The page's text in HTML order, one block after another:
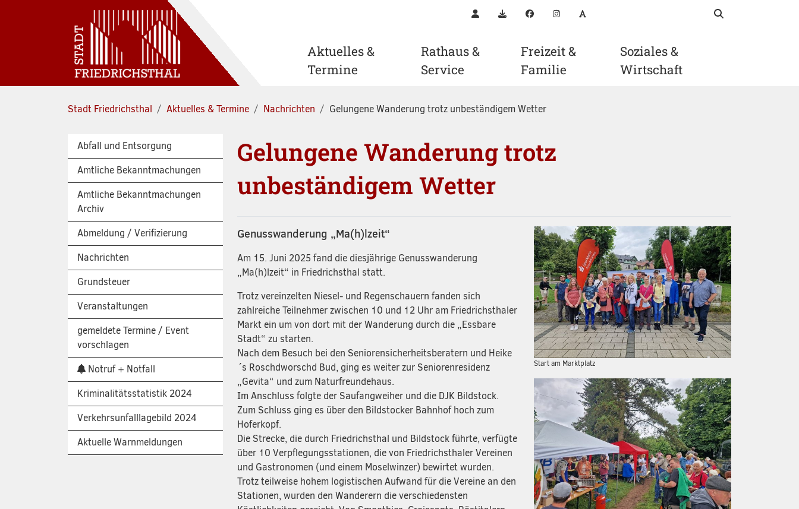
KontaktDownloadsFacebookInstagramSchriftgröße anpassen
Aktuelles &
Termine
Rathaus &
Service
Freizeit &
Familie
Soziales &
Wirtschaft
Stadt Friedrichsthal Aktuelles & Termine Nachrichten Gelungene Wanderung trotz unbeständigem Wetter
Abfall und Entsorgung
Amtliche Bekanntmachungen
Amtliche Bekanntmachungen
Archiv
Abmeldung / Verifizierung
Nachrichten
Grundsteuer
Veranstaltungen
gemeldete Termine / Event
vorschlagen
Notruf + Notfall
Kriminalitätsstatistik 2024
Verkehrsunfalllagebild 2024
Aktuelle Warnmeldungen
Gelungene Wanderung trotz
unbeständigem Wetter
Genusswanderung „Ma(h)lzeit“
Am 15. Juni 2025 fand die diesjährige Genusswanderung
„Ma(h)lzeit“ in Friedrichsthal statt.
Trotz vereinzelten Niesel- und Regenschauern fanden sich
zahlreiche Teilnehmer zwischen 10 und 12 Uhr am Friedrichsthaler
Markt ein um von dort mit der Wanderung durch die „Essbare
Stadt“ zu starten.
Nach dem Besuch bei den Seniorensicherheitsberatern und Heike
´s Roschdworschd Bud, ging es weiter zur Seniorenresidenz
„Gevita“ und zum Naturfreundehaus.
Im Anschluss folgte der Saufangweiher und die DJK Bildstock.
Zum Schluss ging es über den Bildstocker Bahnhof hoch zum
Hoferkopf.
Die Strecke, die durch Friedrichsthal und Bildstock führte, verfügte
über 10 Verpflegungsstationen, die von Friedrichsthaler Vereinen
und Gastronomen (und einem Moselwinzer) bewirtet wurden.
Trotz teilweise hohem logistischen Aufwand für die Vereine an den
Stationen, wurden den Wanderern die verschiedensten
Start am Marktplatz